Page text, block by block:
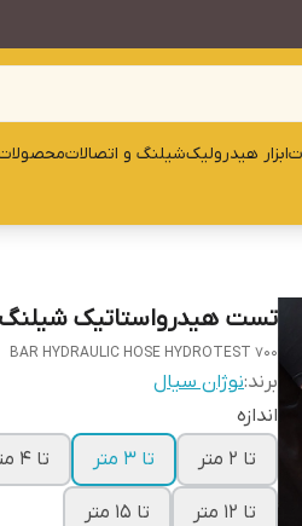
ابزار هیدرولیکشیلنگ و اتصالات
تست هیدرواستاتیک شیلنگ
700 BAR HYDRAULIC HOSE HYDROTEST
برند:نوژان سیال
اندازه
تا 2 متر
تا 3 متر تا 4 متر
تا 12 متر
تا 15 متر